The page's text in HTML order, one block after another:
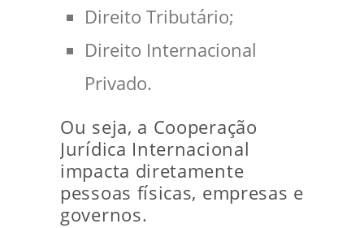
Direito Tributário;
Direito Internacional
Privado.
Ou seja, a Cooperação
Jurídica Internacional
impacta diretamente
pessoas físicas, empresas e
governos.